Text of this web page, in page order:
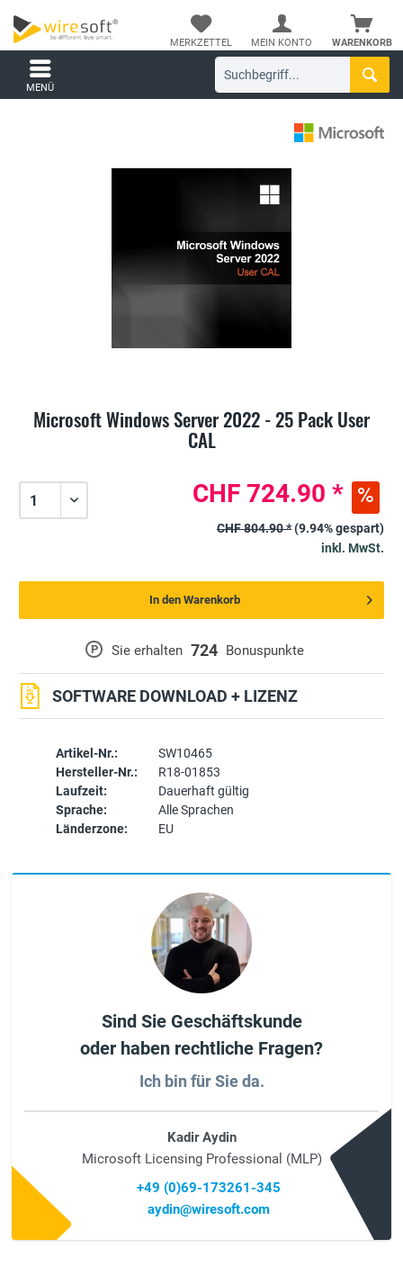
WARENKORB
MERKZETTEL MEIN KONTO
MENÜ
Microsoft Windows Server 2022 - 25 Pack User
CAL
Artikel-Nr.:
SW10465
Hersteller-Nr.:
R18-01853
Laufzeit:
Dauerhaft gültig
Sprache:
Alle Sprachen
Länderzone:
EU
P Sie erhalten 724 Bonuspunkte
SOFTWARE DOWNLOAD + LIZENZ
CHF 724.90 *
CHF 804.90 *(9.94% gespart)
inkl. MwSt.
In den Warenkorb
Sind Sie Geschäftskunde
oder haben rechtliche Fragen?
Ich bin für Sie da.
Kadir Aydin
Microsoft Licensing Professional (MLP)
+49 (0)69-173261-345
aydin@wiresoft.com